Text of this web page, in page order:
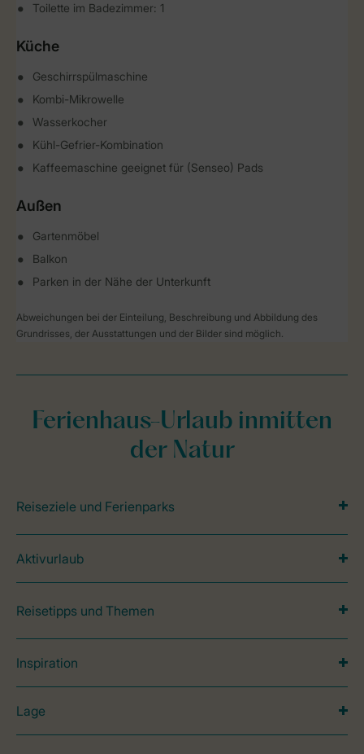
Toilette im Badezimmer: 1
Küche
Geschirrspülmaschine
Kombi-Mikrowelle
Wasserkocher
Kühl-Gefrier-Kombination
Kaffeemaschine geeignet für (Senseo) Pads
Außen
Gartenmöbel
Balkon
Parken in der Nähe der Unterkunft
Abweichungen bei der Einteilung, Beschreibung und Abbildung des
Grundrisses, der Ausstattungen und der Bilder sind möglich.
Ferienhaus-Urlaub inmitten
der Natur
Reiseziele und Ferienparks
Aktivurlaub
Reisetipps und Themen
Inspiration
Lage